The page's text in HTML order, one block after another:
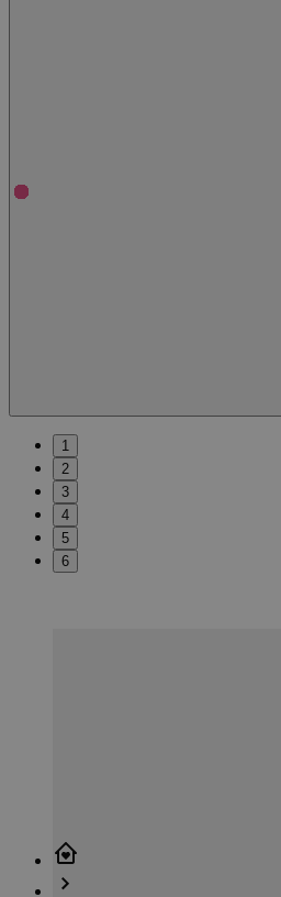
1
2
3
4
5
6